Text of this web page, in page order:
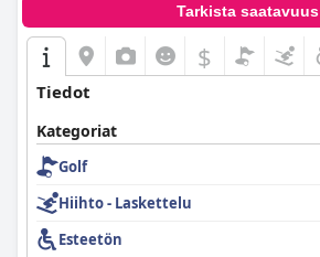
Tarkista saatavuus
$
Tiedot
Kategoriat
Golf
Hiihto - Laskettelu
Esteetön